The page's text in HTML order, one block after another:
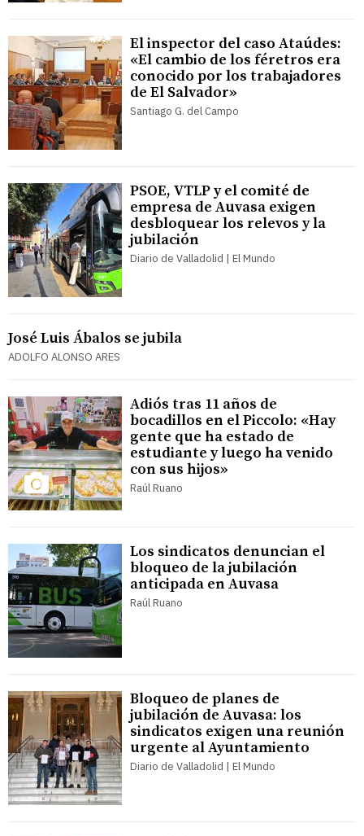
El inspector del caso Ataúdes:
«El cambio de los féretros era
conocido por los trabajadores
de El Salvador»
Santiago G. del Campo
PSOE, VTLP y el comité de
empresa de Auvasa exigen
desbloquear los relevos y la
jubilación
Diario de Valladolid | El Mundo
José Luis Ábalos se jubila
ADOLFO ALONSO ARES
Adiós tras 11 años de
bocadillos en el Piccolo: «Hay
gente que ha estado de
estudiante y luego ha venido
con sus hijos»
Raúl Ruano
Los sindicatos denuncian el
bloqueo de la jubilación
anticipada en Auvasa
Raúl Ruano
Bloqueo de planes de
jubilación de Auvasa: los
sindicatos exigen una reunión
urgente al Ayuntamiento
Diario de Valladolid | El Mundo